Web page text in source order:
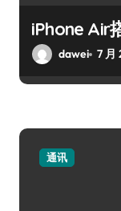
iPhone Air
dawei 7 月
通讯